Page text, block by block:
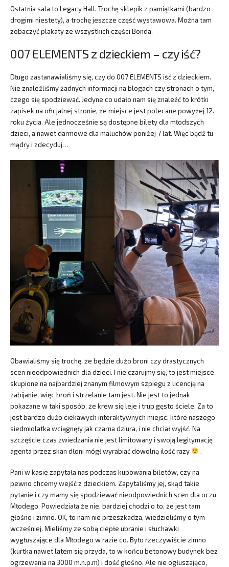
Ostatnia sala to Legacy Hall. Trochę sklepik z pamiątkami (bardzo
drogimi niestety), a trochę jeszcze część wystawowa. Można tam
zobaczyć plakaty ze wszystkich części Bonda.
007 ELEMENTS z dzieckiem – czy iść?
Długo zastanawialiśmy się, czy do 007 ELEMENTS iść z dzieckiem.
Nie znaleźliśmy żadnych informacji na blogach czy stronach o tym,
czego się spodziewać. Jedyne co udało nam się znaleźć to krótki
zapisek na oficjalnej stronie, że miejsce jest polecane powyżej 12.
roku życia. Ale jednocześnie są dostępne bilety dla młodszych
dzieci, a nawet darmowe dla maluchów poniżej 7 lat. Więc bądź tu
mądry i zdecyduj…
Obawialiśmy się trochę, że będzie dużo broni czy drastycznych
scen nieodpowiednich dla dzieci. I nie czarujmy się, to jest miejsce
skupione na najbardziej znanym filmowym szpiegu z licencją na
zabijanie, więc broń i strzelanie tam jest. Nie jest to jednak
pokazane w taki sposób, że krew się leje i trup gęsto ściele. Za to
jest bardzo dużo ciekawych interaktywnych miejsc, które naszego
siedmiolatka wciągnęły jak czarna dziura, i nie chciał wyjść. Na
szczęście czas zwiedzania nie jest limitowany i swoją legitymację
agenta przez skan dłoni mógł wyrabiać dowolną ilość razy
.
Pani w kasie zapytała nas podczas kupowania biletów, czy na
pewno chcemy wejść z dzieckiem. Zapytaliśmy jej, skąd takie
pytanie i czy mamy się spodziewać nieodpowiednich scen dla oczu
Młodego. Powiedziała że nie, bardziej chodzi o to, że jest tam
głośno i zimno. OK, to nam nie przeszkadza, wiedzieliśmy o tym
wcześniej. Mieliśmy ze sobą ciepłe ubranie i słuchawki
wygłuszające dla Młodego w razie co. Było rzeczywiście zimno
(kurtka nawet latem się przyda, to w końcu betonowy budynek bez
ogrzewania na 3000 m.n.p.m) i dość głośno. Ale nie ogłuszająco,